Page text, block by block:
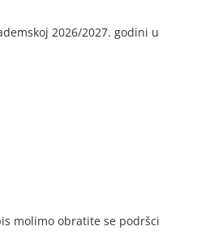
2026/2027. godini u
molimo obratite se podršci